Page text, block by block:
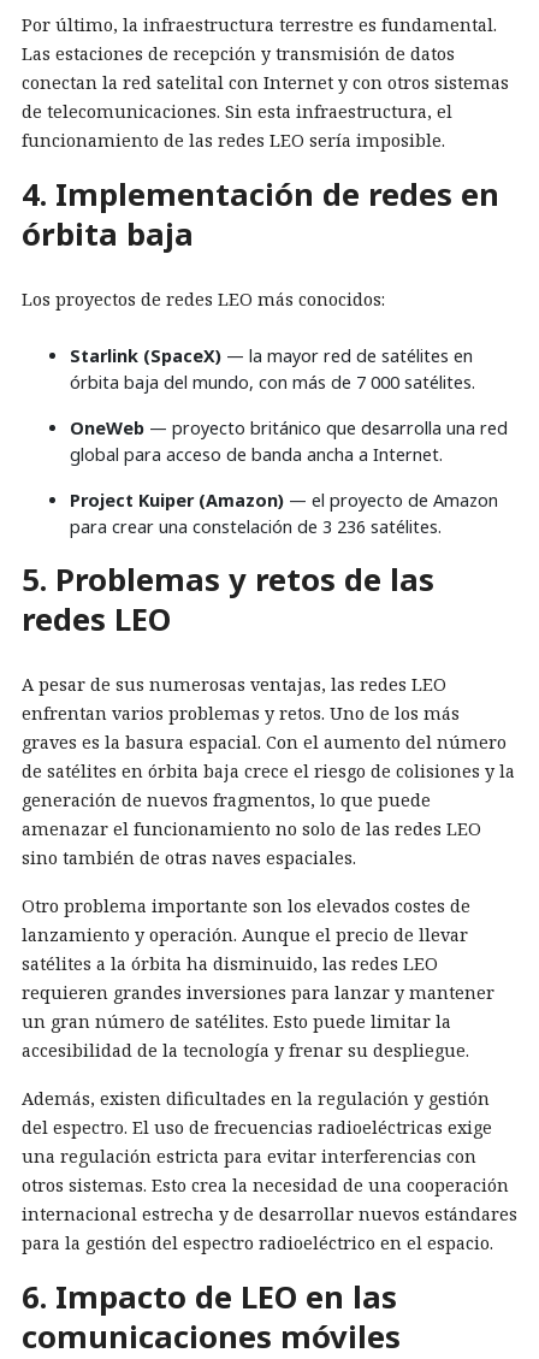
Por último, la infraestructura terrestre es fundamental.
Las estaciones de recepción y transmisión de datos
conectan la red satelital con Internet y con otros sistemas
de telecomunicaciones. Sin esta infraestructura, el
funcionamiento de las redes LEO sería imposible.
4. Implementación de redes en
órbita baja
Los proyectos de redes LEO más conocidos:
Starlink (SpaceX) — la mayor red de satélites en
órbita baja del mundo, con más de 7 000 satélites.
OneWeb — proyecto británico que desarrolla una red
global para acceso de banda ancha a Internet.
Project Kuiper (Amazon) — el proyecto de Amazon
para crear una constelación de 3 236 satélites.
5. Problemas y retos de las
redes LEO
A pesar de sus numerosas ventajas, las redes LEO
enfrentan varios problemas y retos. Uno de los más
graves es la basura espacial. Con el aumento del número
de satélites en órbita baja crece el riesgo de colisiones y la
generación de nuevos fragmentos, lo que puede
amenazar el funcionamiento no solo de las redes LEO
sino también de otras naves espaciales.
Otro problema importante son los elevados costes de
lanzamiento y operación. Aunque el precio de llevar
satélites a la órbita ha disminuido, las redes LEO
requieren grandes inversiones para lanzar y mantener
un gran número de satélites. Esto puede limitar la
accesibilidad de la tecnología y frenar su despliegue.
Además, existen dificultades en la regulación y gestión
del espectro. El uso de frecuencias radioeléctricas exige
una regulación estricta para evitar interferencias con
otros sistemas. Esto crea la necesidad de una cooperación
internacional estrecha y de desarrollar nuevos estándares
para la gestión del espectro radioeléctrico en el espacio.
6. Impacto de LEO en las
comunicaciones móviles